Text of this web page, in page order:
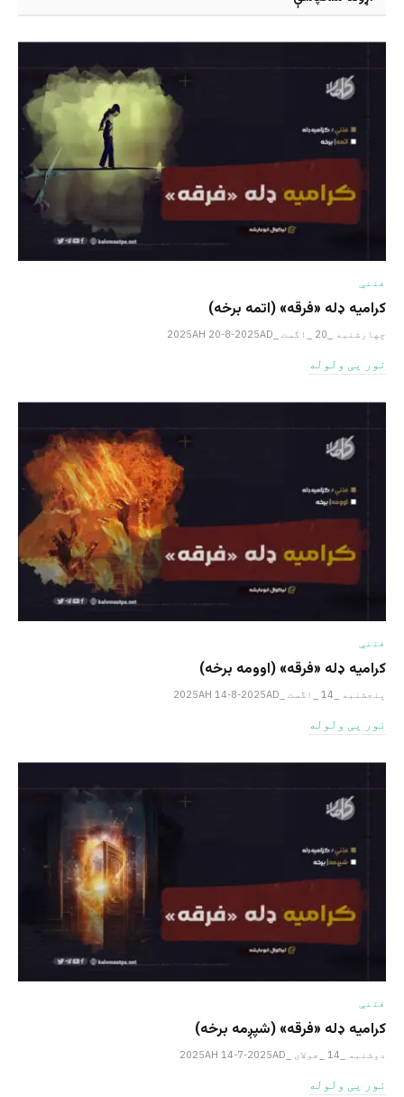
فتنې
کرامیه ډله «فرقه» (اتمه برخه)
چهارشنبه _20 _اگست _2025AH 20-8-2025AD
نور یی ولوله
فتنې
کرامیه ډله «فرقه» (اوومه برخه)
پنجشنبه _14 _اگست _2025AH 14-8-2025AD
نور یی ولوله
فتنې
کرامیه ډله «فرقه» (شپږمه برخه)
دوشنبه _14 _جولای _2025AH 14-7-2025AD
نور یی ولوله